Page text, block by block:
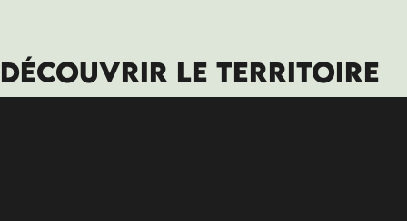
DÉCOUVRIR LE TERRITOIRE